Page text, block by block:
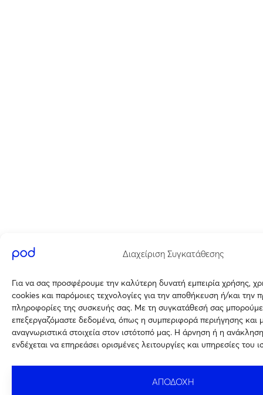
Διαχείριση Συγκατάθεσης
Για να σας προσφέρουμε την καλύτερη δυνατή εμπειρία χρήσης,
cookies και παρόμοιες τεχνολογίες για την αποθήκευση ή/και την
πληροφορίες της συσκευής σας. Με τη συγκατάθεσή σας
επεξεργαζόμαστε δεδομένα, όπως η συμπεριφορά περιήγησης και
αναγνωριστικά στοιχεία στον ιστότοπό μας. Η άρνηση ή η
ενδέχεται να επηρεάσει ορισμένες λειτουργίες και υπηρεσίες του
ΑΠΟΔΟΧΗ